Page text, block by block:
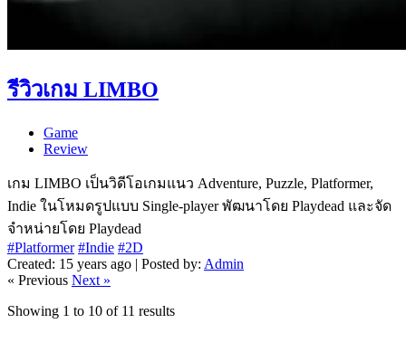
รีวิวเกม LIMBO
Game
Review
เกม LIMBO เป็นวิดีโอเกมแนว Adventure, Puzzle, Platformer,
Indie ในโหมดรูปแบบ Single-player พัฒนาโดย Playdead และจัด
จำหน่ายโดย Playdead
#Platformer #Indie #2D
Created: 15 years ago | Posted by: Admin
« Previous Next »
Showing 1 to 10 of 11 results